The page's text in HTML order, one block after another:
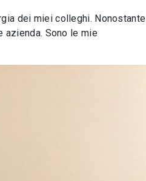
dei miei colleghi. Nonostante
azienda. Sono le mie